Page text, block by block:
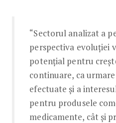
“Sectorul analizat a
perspectiva evoluției
potențial pentru
continuare, ca
efectuate și a
pentru produsele
medicamente, cât și